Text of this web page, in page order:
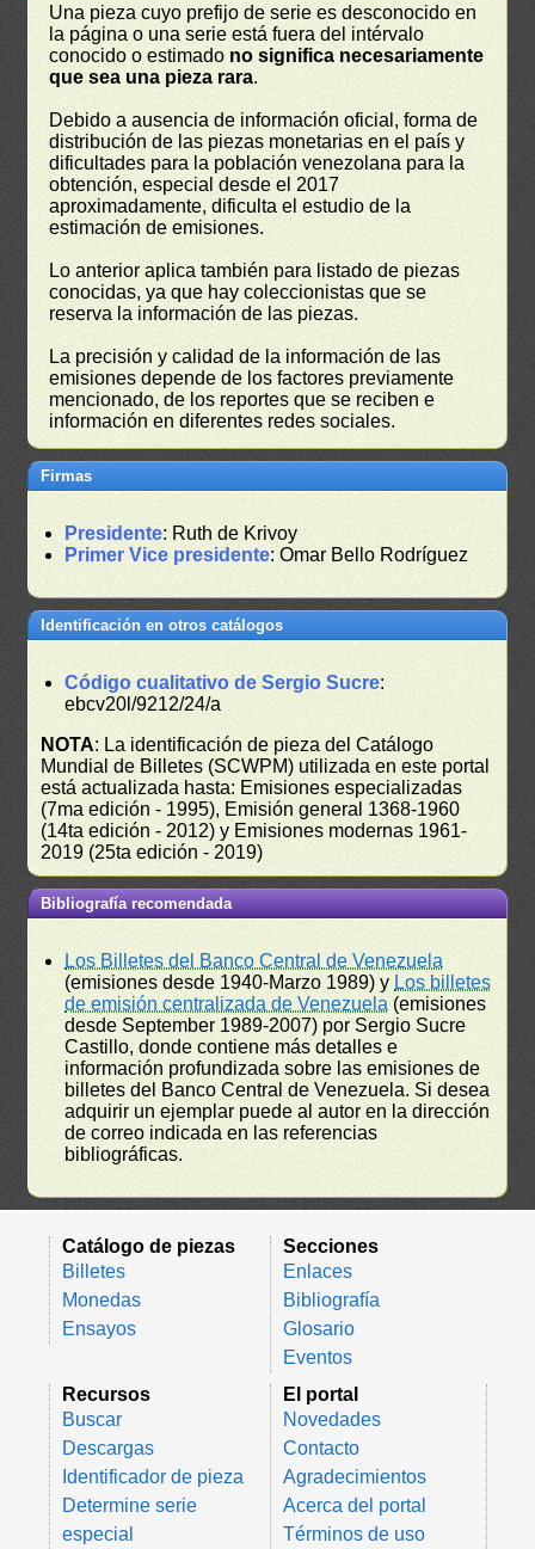
Una pieza cuyo prefijo de serie es desconocido en
la página o una serie está fuera del intérvalo
conocido o estimado no significa necesariamente
que sea una pieza rara.
Debido a ausencia de información oficial, forma de
distribución de las piezas monetarias en el país y
dificultades para la población venezolana para la
obtención, especial desde el 2017
aproximadamente, dificulta el estudio de la
estimación de emisiones.
Lo anterior aplica también para listado de piezas
conocidas, ya que hay coleccionistas que se
reserva la información de las piezas.
La precisión y calidad de la información de las
emisiones depende de los factores previamente
mencionado, de los reportes que se reciben e
información en diferentes redes sociales.
Firmas
Presidente: Ruth de Krivoy
Primer Vice presidente: Omar Bello Rodríguez
Identificación en otros catálogos
Código cualitativo de Sergio Sucre:
ebcv20l/9212/24/a
NOTA: La identificación de pieza del Catálogo
Mundial de Billetes (SCWPM) utilizada en este portal
está actualizada hasta: Emisiones especializadas
(7ma edición - 1995), Emisión general 1368-1960
(14ta edición - 2012) y Emisiones modernas 1961-
2019 (25ta edición - 2019)
Bibliografía recomendada
Los Billetes del Banco Central de Venezuela
(emisiones desde 1940-Marzo 1989) y Los billetes
de emisión centralizada de Venezuela (emisiones
desde September 1989-2007) por Sergio Sucre
Castillo, donde contiene más detalles e
información profundizada sobre las emisiones de
billetes del Banco Central de Venezuela. Si desea
adquirir un ejemplar puede al autor en la dirección
de correo indicada en las referencias
bibliográficas.
Catálogo de piezas
Billetes
Monedas
Ensayos
Secciones
Enlaces
Bibliografía
Glosario
Eventos
Recursos
Buscar
Descargas
Identificador de pieza
Determine serie
especial
El portal
Novedades
Contacto
Agradecimientos
Acerca del portal
Términos de uso